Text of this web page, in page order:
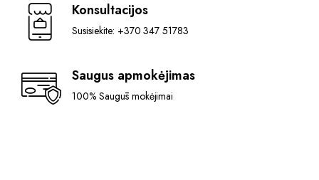
product
Konsultacijos
Susisiekite: +370 347 51783
Saugus apmokėjimas
100% Saugūs mokėjimai